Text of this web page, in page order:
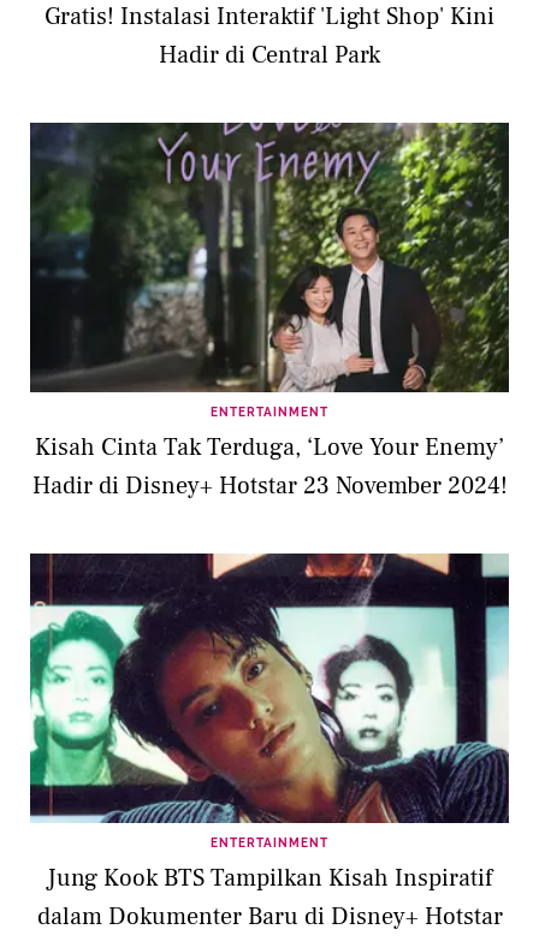
Gratis! Instalasi Interaktif 'Light Shop' Kini
Hadir di Central Park
ENTERTAINMENT
Kisah Cinta Tak Terduga, ‘Love Your Enemy’
Hadir di Disney+ Hotstar 23 November 2024!
ENTERTAINMENT
Jung Kook BTS Tampilkan Kisah Inspiratif
dalam Dokumenter Baru di Disney+ Hotstar